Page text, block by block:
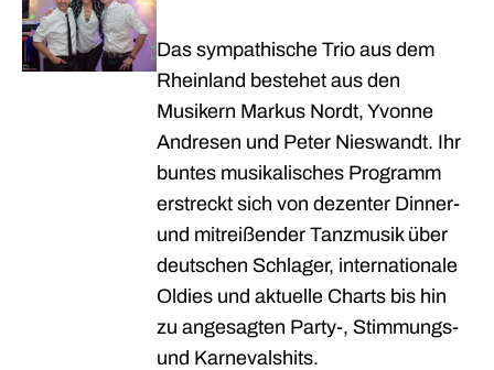
Das sympathische Trio aus dem
Rheinland bestehet aus den
Musikern Markus Nordt, Yvonne
Andresen und Peter Nieswandt. Ihr
buntes musikalisches Programm
erstreckt sich von dezenter Dinner-
und mitreißender Tanzmusik über
deutschen Schlager, internationale
Oldies und aktuelle Charts bis hin
zu angesagten Party-, Stimmungs-
und Karnevalshits.